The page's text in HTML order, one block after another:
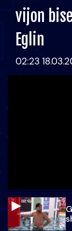
vijon
Eglin
02:23